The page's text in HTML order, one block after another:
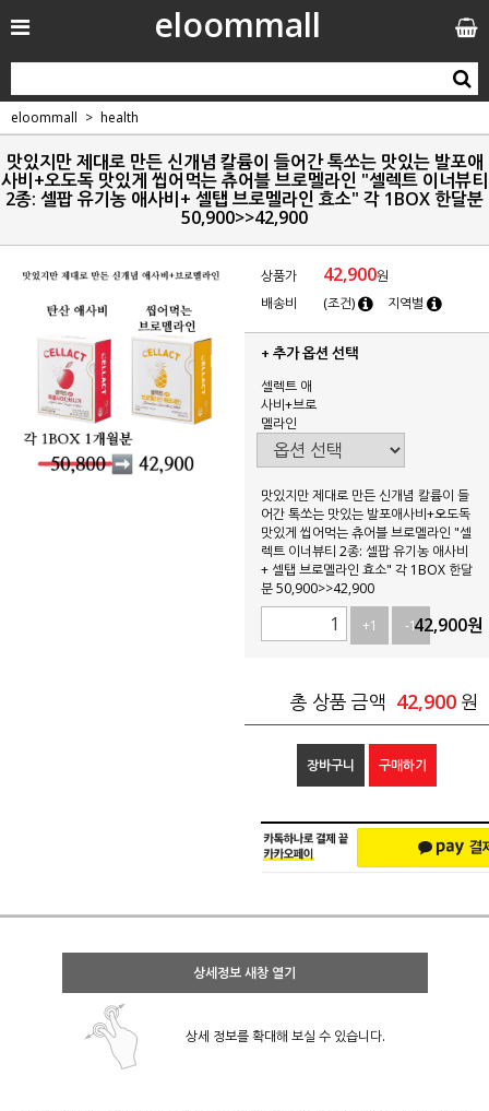
eloommall
eloommall health
맛있지만 제대로 만든 신개념 칼륨이 들어간 톡쏘는 맛있는 발포애
사비+오도독 맛있게 씹어먹는 츄어블 브로멜라인 "셀렉트 이너뷰티
2종: 셀팝 유기농 애사비+ 셀탭 브로멜라인 효소" 각 1BOX 한달분
50,900>>42,900
상품가 42,900원
배송비
(조건) 지역별
+ 추가 옵션 선택
셀렉트 애
사비+브로
멜라인
맛있지만 제대로 만든 신개념 칼륨이 들
어간 톡쏘는 맛있는 발포애사비+오도독
맛있게 씹어먹는 츄어블 브로멜라인 "셀
렉트 이너뷰티 2종: 셀팝 유기농 애사비
+ 셀탭 브로멜라인 효소" 각 1BOX 한달
분 50,900>>42,900
+1
-142,900원
총 상품 금액 42,900 원
장바구니 구매하기
상세정보 새창 열기
상세 정보를 확대해 보실 수 있습니다.